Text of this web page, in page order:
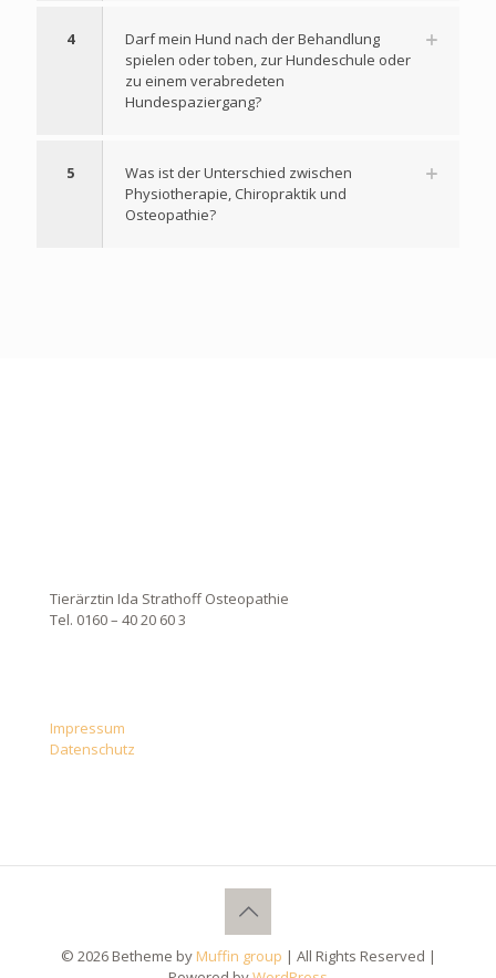
4
Darf mein Hund nach der Behandlung
spielen oder toben, zur Hundeschule oder
zu einem verabredeten
Hundespaziergang?
5
Was ist der Unterschied zwischen
Physiotherapie, Chiropraktik und
Osteopathie?
Tierärztin Ida Strathoff Osteopathie
Tel. 0160 – 40 20 60 3
Impressum
Datenschutz
© 2026 Betheme by Muffin group | All Rights Reserved |